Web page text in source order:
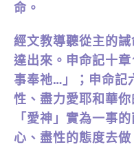
命。
經文教導聽從主的
達出來。申命記十
事奉祂…」；申命記
性、盡力愛耶和華
「愛神」實為一事
心、盡性的態度去